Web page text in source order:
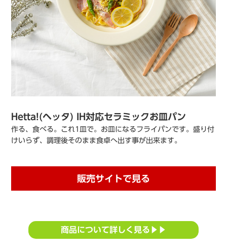
Hetta!(ヘッタ) IH対応セラミックお皿パン
作る、食べる。これ1皿で。お皿になるフライパンです。盛り付
けいらず、調理後そのまま食卓へ出す事が出来ます。
販売サイトで見る
商品について詳しく見る▶▶